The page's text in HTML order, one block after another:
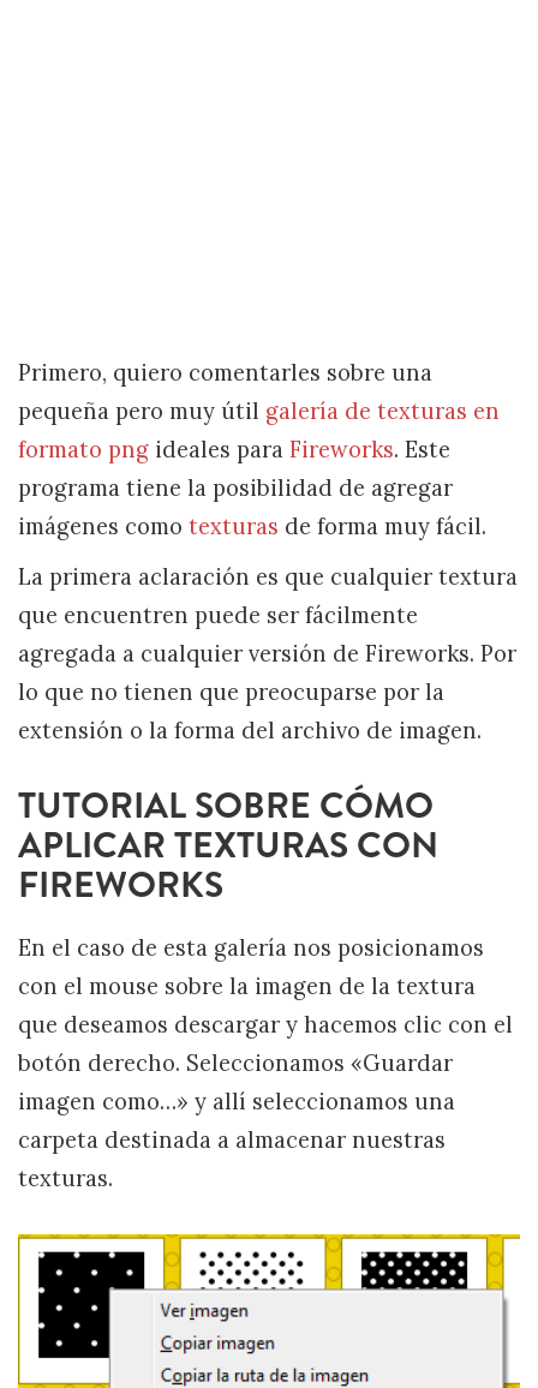
Primero, quiero comentarles sobre una
pequeña pero muy útil galería de texturas en
formato png ideales para Fireworks. Este
programa tiene la posibilidad de agregar
imágenes como texturas de forma muy fácil.
La primera aclaración es que cualquier textura
que encuentren puede ser fácilmente
agregada a cualquier versión de Fireworks. Por
lo que no tienen que preocuparse por la
extensión o la forma del archivo de imagen.
TUTORIAL SOBRE CÓMO
APLICAR TEXTURAS CON
FIREWORKS
En el caso de esta galería nos posicionamos
con el mouse sobre la imagen de la textura
que deseamos descargar y hacemos clic con el
botón derecho. Seleccionamos «Guardar
imagen como…» y allí seleccionamos una
carpeta destinada a almacenar nuestras
texturas.